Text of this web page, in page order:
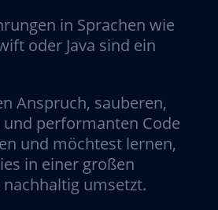
in Sprachen wie
oder Java sind ein
Anspruch, sauberen,
performanten Code
und möchtest lernen,
in einer großen
nachhaltig umsetzt.